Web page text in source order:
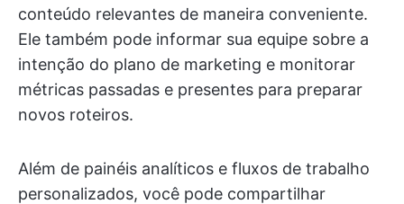
conteúdo relevantes de maneira conveniente.
Ele também pode informar sua equipe sobre a
intenção do plano de marketing e monitorar
métricas passadas e presentes para preparar
novos roteiros.
Além de painéis analíticos e fluxos de trabalho
personalizados, você pode compartilhar